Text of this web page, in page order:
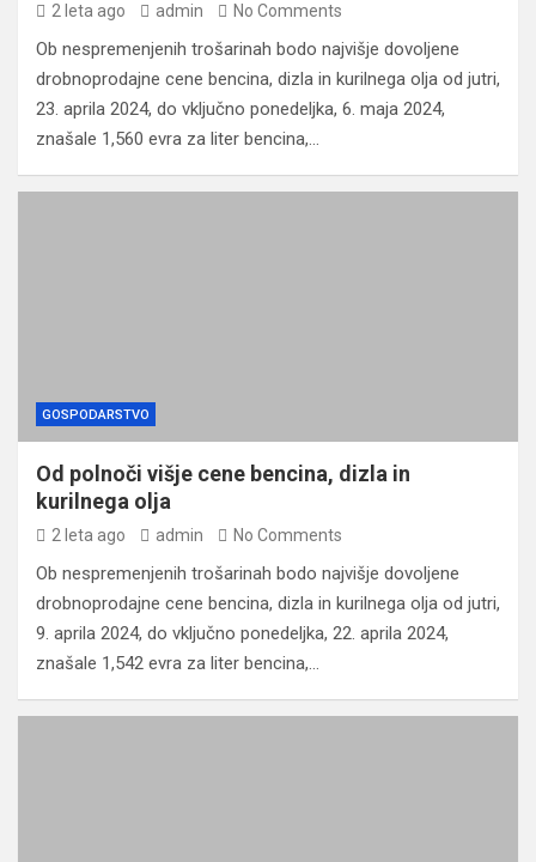
2 leta ago admin No Comments
Ob nespremenjenih trošarinah bodo najvišje dovoljene
drobnoprodajne cene bencina, dizla in kurilnega olja od jutri,
23. aprila 2024, do vključno ponedeljka, 6. maja 2024,
znašale 1,560 evra za liter bencina,…
GOSPODARSTVO
Od polnoči višje cene bencina, dizla in
kurilnega olja
2 leta ago admin No Comments
Ob nespremenjenih trošarinah bodo najvišje dovoljene
drobnoprodajne cene bencina, dizla in kurilnega olja od jutri,
9. aprila 2024, do vključno ponedeljka, 22. aprila 2024,
znašale 1,542 evra za liter bencina,…